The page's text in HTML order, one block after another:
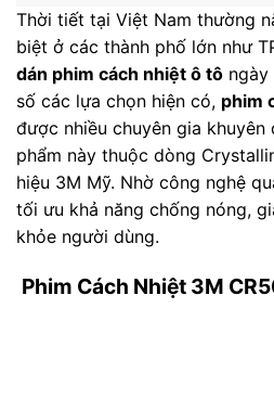
Thời tiết tại Việt Nam thường
biệt ở các thành phố lớn như
dán phim cách nhiệt ô tô ngày
số các lựa chọn hiện có, phim
được nhiều chuyên gia khuyên
phẩm này thuộc dòng
hiệu 3M Mỹ. Nhờ công nghệ
tối ưu khả năng chống nóng,
khỏe người dùng.
Phim Cách Nhiệt 3M